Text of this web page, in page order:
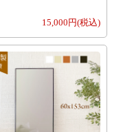
15,000円(税込)